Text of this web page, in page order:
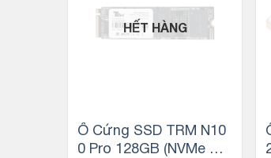
HẾT HÀNG
Ổ Cứng SSD TRM N10
0 Pro 128GB (NVMe M.2